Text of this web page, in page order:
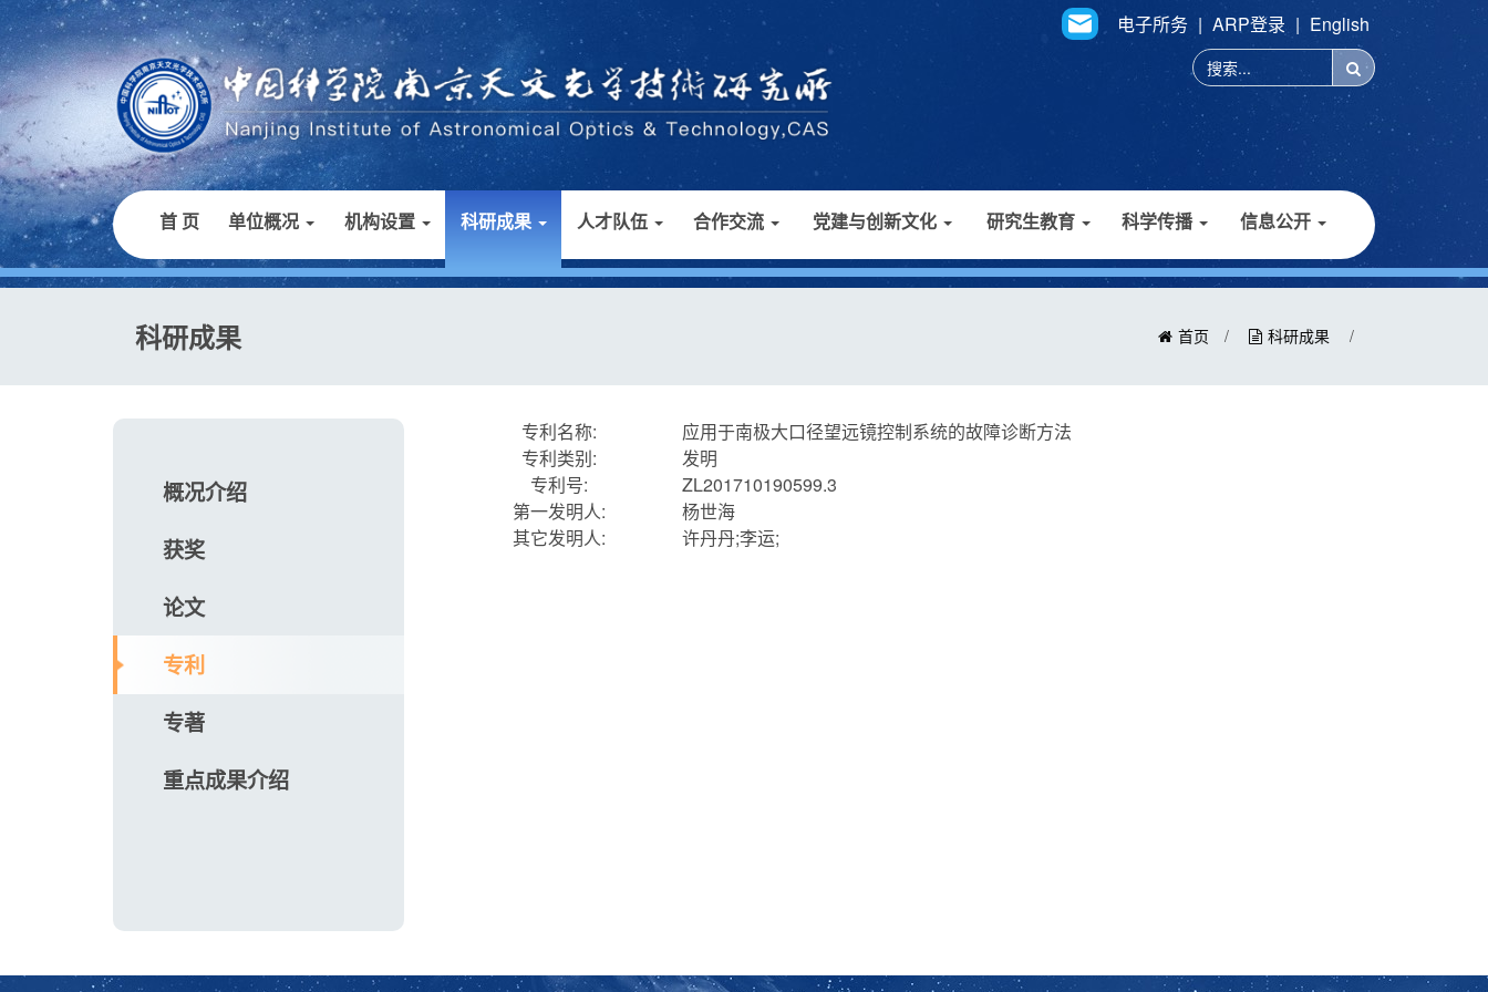
电子所务 | ARP登录 | English
首 页 单位概况 机构设置 科研成果 人才队伍 合作交流 党建与创新文化 研究生教育 科学传播 信息公开
科研成果 首页 / 科研成果 /
概况介绍
获奖
论文
专利
专著
重点成果介绍
专利名称:
应用于南极大口径望远镜控制系统的故障诊断方法
专利类别:
发明
专利号:
ZL201710190599.3
第一发明人:
杨世海
其它发明人:
许丹丹;李运;